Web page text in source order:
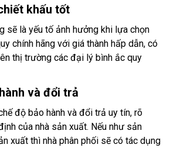
khấu tốt
sẽ là yếu tố ảnh hưởng khi lựa chọn
chính hãng với giá thành hấp dẫn, có
thị trường các đại lý bình ắc quy
và đổi trả
độ bảo hành và đổi trả uy tín, rõ
của nhà sản xuất. Nếu như sản
xuất thì nhà phân phối sẽ có tác dụng